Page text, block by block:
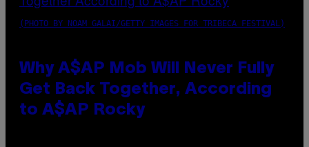
(PHOTO BY NOAM GALAI/GETTY IMAGES FOR TRIBECA FESTIVAL)
Why A$AP Mob Will Never Fully
Get Back Together, According
to A$AP Rocky